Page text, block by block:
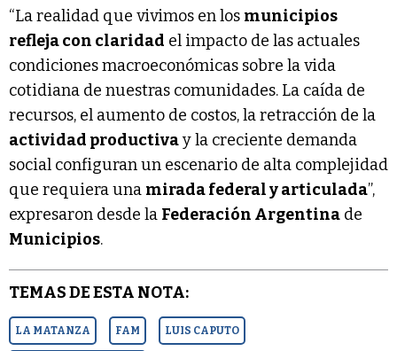
“La realidad que vivimos en los municipios
refleja con claridad el impacto de las actuales
condiciones macroeconómicas sobre la vida
cotidiana de nuestras comunidades. La caída de
recursos, el aumento de costos, la retracción de la
actividad productivay la creciente demanda
social configuran un escenario de alta complejidad
que requiera una mirada federal y articulada”,
expresaron desde la Federación Argentina de
Municipios.
TEMAS DE ESTA NOTA:
LA MATANZA FAM LUIS CAPUTO